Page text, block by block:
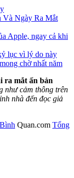
Và Ngày Ra Mắt
Apple, ngay cả khi
lục vì lý do này
chờ nhất năm
ra mắt ấn bản
như cảm thông trên
nhà đến đọc giả
Quan.com Tổng